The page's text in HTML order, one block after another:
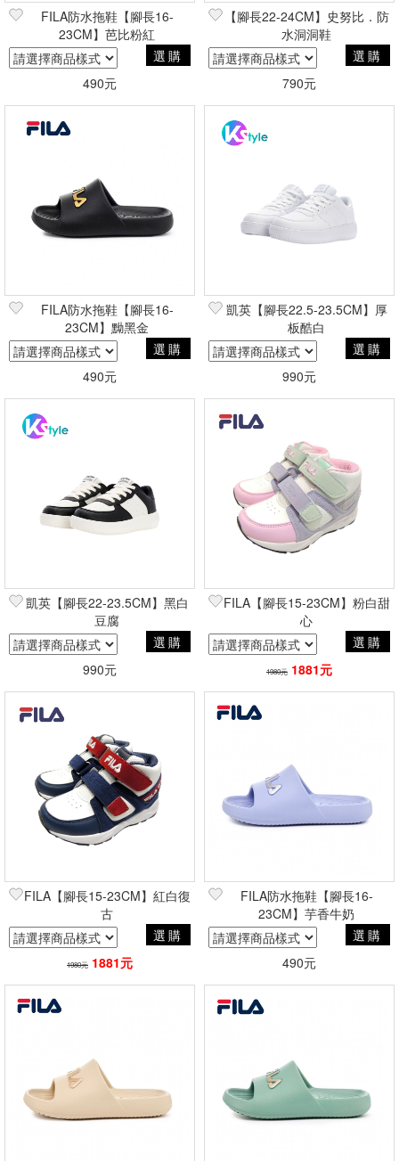
FILA防水拖鞋【腳長16-
23CM】芭比粉紅
選購
490元
【腳長22-24CM】史努比．防
水洞洞鞋
選購
790元
FILA防水拖鞋【腳長16-
23CM】黝黑金
選購
490元
凱英【腳長22.5-23.5CM】厚
板酷白
選購
990元
凱英【腳長22-23.5CM】黑白
豆腐
選購
990元
FILA【腳長15-23CM】粉白甜
心
選購
1980元 1881元
FILA【腳長15-23CM】紅白復
古
選購
1980元 1881元
FILA防水拖鞋【腳長16-
23CM】芋香牛奶
選購
490元